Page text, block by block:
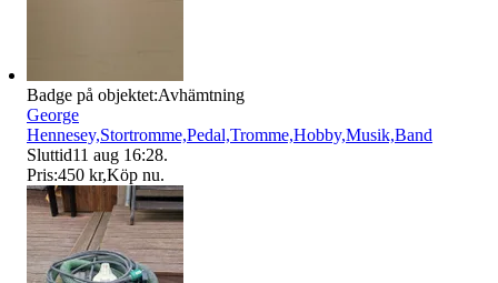
Badge på objektet:Avhämtning
George
Hennesey,Stortromme,Pedal,Tromme,Hobby,Musik,Band
Sluttid11 aug 16:28.
Pris:450 kr,Köp nu.